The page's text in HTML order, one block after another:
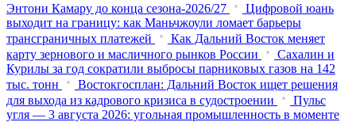
Энтони Камару до конца сезона-2026/27
Цифровой юань
выходит на границу: как Маньчжоули ломает барьеры
трансграничных платежей
Как Дальний Восток меняет
карту зернового и масличного рынков России
Сахалин и
Курилы за год сократили выбросы парниковых газов на 142
тыс. тонн
Востокгосплан: Дальний Восток ищет решения
для выхода из кадрового кризиса в судостроении
Пульс
угля — 3 августа 2026: угольная промышленность в моменте